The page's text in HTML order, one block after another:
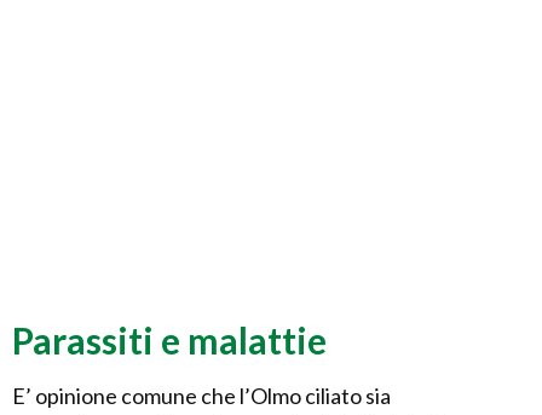
Parassiti e malattie
E’ opinione comune che l’Olmo ciliato sia